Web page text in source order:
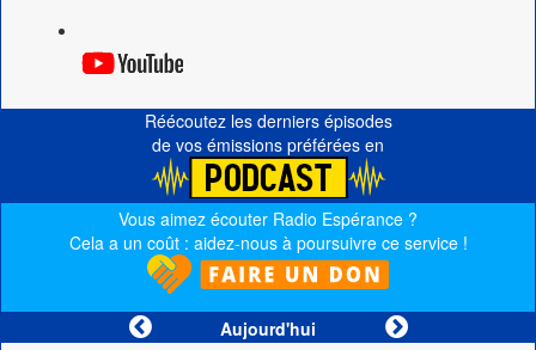
Réécoutez les derniers épisodes
de vos émissions préférées en
Vous aimez écouter Radio Espérance ?
Cela a un coût : aidez-nous à poursuivre ce service !
Aujourd'hui